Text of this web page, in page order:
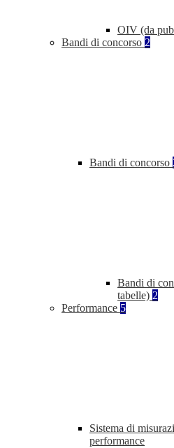
OIV (da
Bandi di concorso 2
Bandi di concorso
Bandi di
tabelle) 2
Performance 5
Sistema di
performance